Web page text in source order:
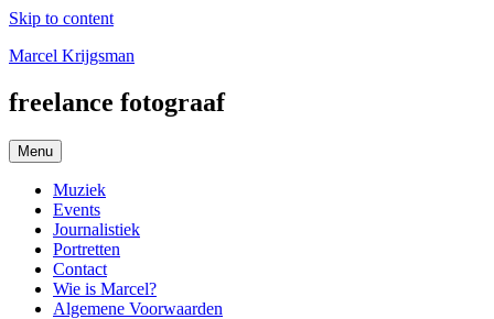
Skip to content
Marcel Krijgsman
freelance fotograaf
Menu
Muziek
Events
Journalistiek
Portretten
Contact
Wie is Marcel?
Algemene Voorwaarden